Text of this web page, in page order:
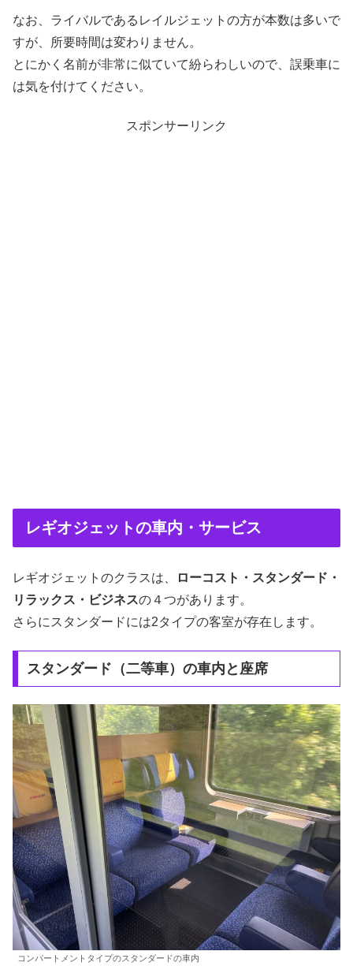
なお、ライバルであるレイルジェットの方が本数は多いで
すが、所要時間は変わりません。
とにかく名前が非常に似ていて紛らわしいので、誤乗車に
は気を付けてください。
スポンサーリンク
レギオジェットの車内・サービス
レギオジェットのクラスは、
ローコスト・スタンダード・
リラックス・ビジネスの４つがあります。
さらにスタンダードには2タイプの客室が存在します。
スタンダード（二等車）の車内と座席
コンパートメントタイプのスタンダードの車内